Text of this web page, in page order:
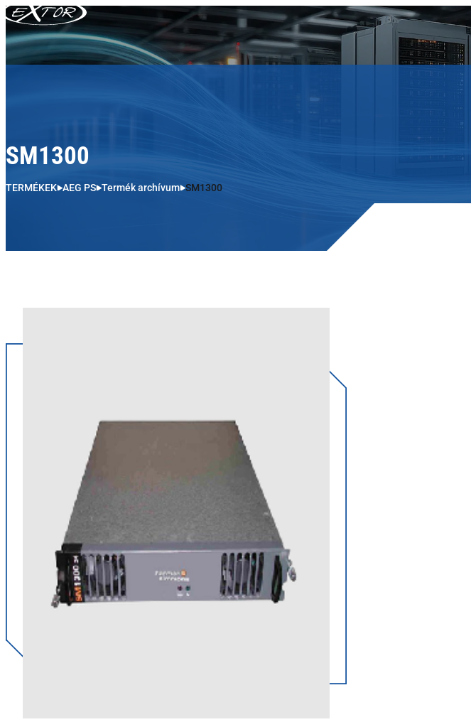
Skip to content
SM1300
TERMÉKEK AEG PS Termék archívum SM1300